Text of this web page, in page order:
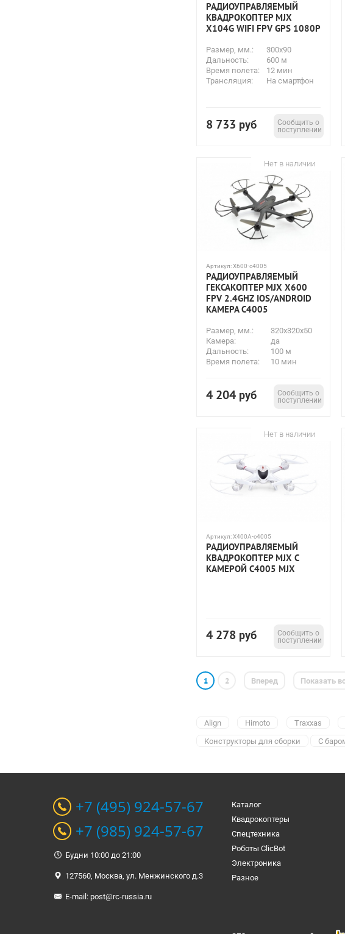
РАДИОУПРАВЛЯЕМЫЙ
КВАДРОКОПТЕР MJX
X104G WIFI FPV GPS 1080P
Размер, мм.:
300x90
Дальность:
600 м
Время полета:
12 мин
Трансляция:
На смартфон
8 733 руб
Сообщить о
поступлении
Нет в наличии
Артикул:X600-c4005
РАДИОУПРАВЛЯЕМЫЙ
ГЕКСАКОПТЕР MJX X600
FPV 2.4GHZ IOS/ANDROID
КАМЕРА C4005
Размер, мм.:
320х320х50
Камера:
да
Дальность:
100 м
Время полета:
10 мин
4 204 руб
Сообщить о
поступлении
Нет в наличии
Артикул:X400A-c4005
РАДИОУПРАВЛЯЕМЫЙ
КВАДРОКОПТЕР MJX С
КАМЕРОЙ C4005 MJX
4 278 руб
Сообщить о
поступлении
1 2 Вперед Показать
Align Himoto Traxxas
Конструкторы для сборки
С
+7 (495) 924-57-67
+7 (985) 924-57-67
Будни 10:00 до 21:00
127560, Москва, ул. Менжинского д.3
E-mail: post@rc-russia.ru
Каталог
Квадрокоптеры
Спецтехника
Роботы ClicBot
Электроника
Разное